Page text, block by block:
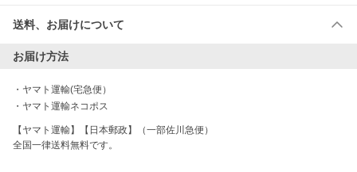
送料、お届けについて
お届け方法
・ ヤマト運輸(宅急便）
・ ヤマト運輸ネコポス
【ヤマト運輸】【日本郵政】（一部佐川急便）
全国一律送料無料です。